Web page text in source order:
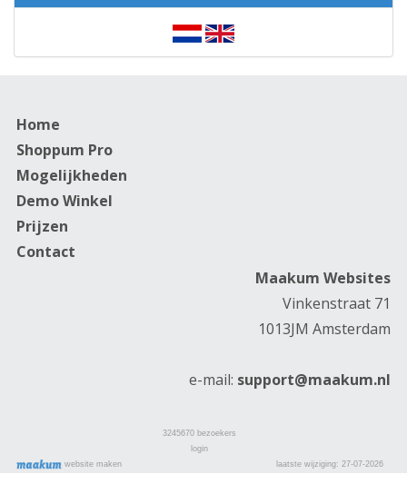
Home
Shoppum Pro
Mogelijkheden
Demo Winkel
Prijzen
Contact
Maakum Websites
Vinkenstraat 71
1013JM Amsterdam
e-mail: support@maakum.nl
website maken
3245670 bezoekers
login
laatste wijziging: 27-07-2026